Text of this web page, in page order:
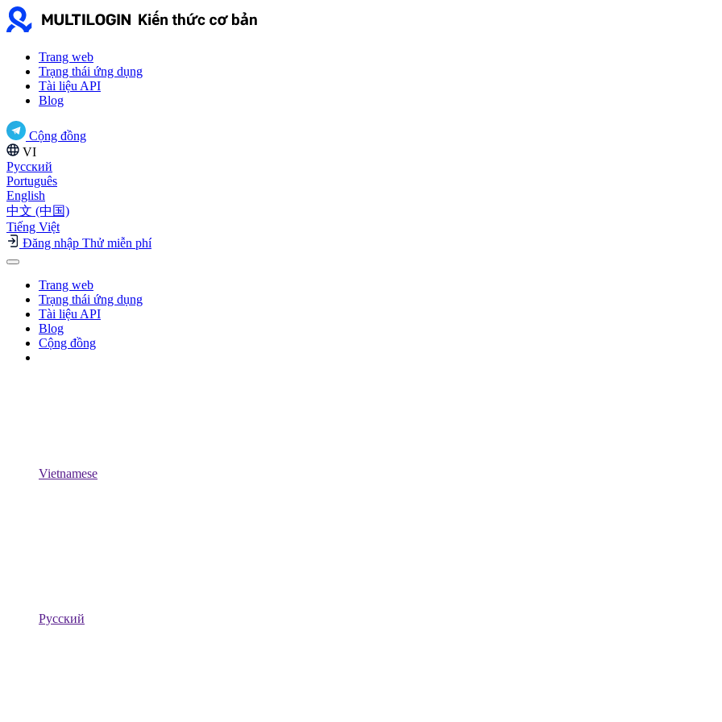
Trang web
Trạng thái ứng dụng
Tài liệu API
Blog
Cộng đồng
VI
Русский
Português
English
中文 (中国)
Tiếng Việt
Đăng nhập Thử miễn phí
Trang web
Trạng thái ứng dụng
Tài liệu API
Blog
Cộng đồng
Vietnamese
Русский